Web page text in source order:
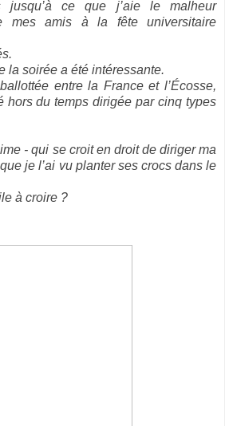
jusqu’à ce que j’aie le malheur
mes amis à la fête universitaire
soirée a été intéressante.
entre la France et l’Écosse,
hors du temps dirigée par cinq types
- qui se croit en droit de diriger ma
je l’ai vu planter ses crocs dans le
à croire ?